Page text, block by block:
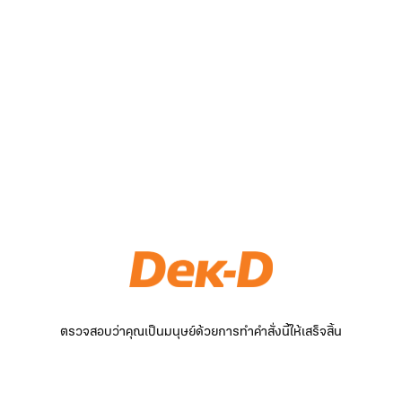
ตรวจสอบว่าคุณเป็นมนุษย์ด้วยการทำคำสั่งนี้ให้เสร็จสิ้น